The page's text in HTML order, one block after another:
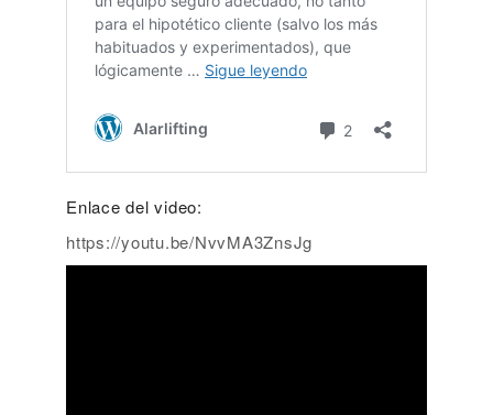
Enlace del video:
https://youtu.be/NvvMA3ZnsJg